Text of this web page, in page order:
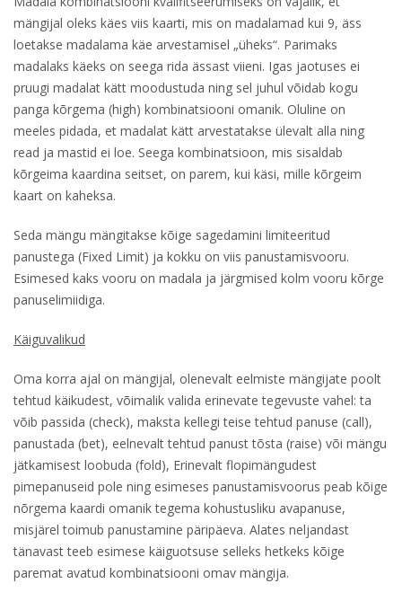
mängijal oleks käes viis kaarti, mis on madalamad kui 9, äss
loetakse madalama käe arvestamisel „üheks“. Parimaks
madalaks käeks on seega rida ässast viieni. Igas jaotuses ei
pruugi madalat kätt moodustuda ning sel juhul võidab kogu
panga kõrgema (high) kombinatsiooni omanik. Oluline on
meeles pidada, et madalat kätt arvestatakse ülevalt alla ning
read ja mastid ei loe. Seega kombinatsioon, mis sisaldab
kõrgeima kaardina seitset, on parem, kui käsi, mille kõrgeim
kaart on kaheksa.
Seda mängu mängitakse kõige sagedamini limiteeritud
panustega (Fixed Limit) ja kokku on viis panustamisvooru.
Esimesed kaks vooru on madala ja järgmised kolm vooru kõrge
panuselimiidiga.
Käiguvalikud
Oma korra ajal on mängijal, olenevalt eelmiste mängijate poolt
tehtud käikudest, võimalik valida erinevate tegevuste vahel: ta
võib passida (check), maksta kellegi teise tehtud panuse (call),
panustada (bet), eelnevalt tehtud panust tõsta (raise) või mängu
jätkamisest loobuda (fold), Erinevalt flopimängudest
pimepanuseid pole ning esimeses panustamisvoorus peab kõige
nõrgema kaardi omanik tegema kohustusliku avapanuse,
misjärel toimub panustamine päripäeva. Alates neljandast
tänavast teeb esimese käiguotsuse selleks hetkeks kõige
paremat avatud kombinatsiooni omav mängija.